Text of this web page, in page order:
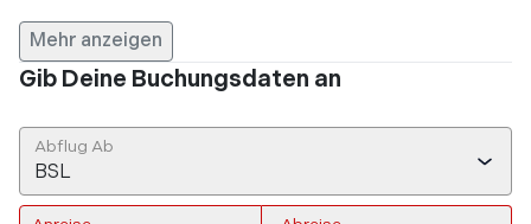
Mehr anzeigen
Gib Deine Buchungsdaten an
Abflug Ab
BSL